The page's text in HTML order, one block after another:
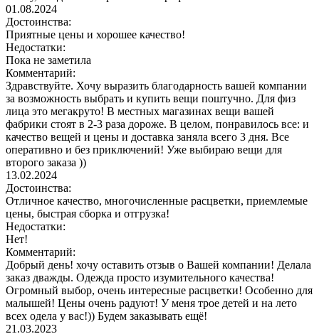
01.08.2024
Достоинства:
Приятные цены и хорошее качество!
Недостатки:
Пока не заметила
Комментарий:
Здравствуйте. Хочу выразить благодарность вашей компании
за возможность выбрать и купить вещи поштучно. Для физ
лица это мегакруто! В местных магазинах вещи вашей
фабрики стоят в 2-3 раза дороже. В целом, понравилось все: и
качество вещей и цены и доставка заняла всего 3 дня. Все
оперативно и без приключений! Уже выбираю вещи для
второго заказа ))
13.02.2024
Достоинства:
Отличное качество, многочисленные расцветки, приемлемые
цены, быстрая сборка и отгрузка!
Недостатки:
Нет!
Комментарий:
Добрый день! хочу оставить отзыв о Вашей компании! Делала
заказ дважды. Одежда просто изумительного качества!
Огромный выбор, очень интересные расцветки! Особенно для
малышей! Цены очень радуют! У меня трое детей и на лето
всех одела у вас!)) Будем заказывать ещё!
21.03.2023